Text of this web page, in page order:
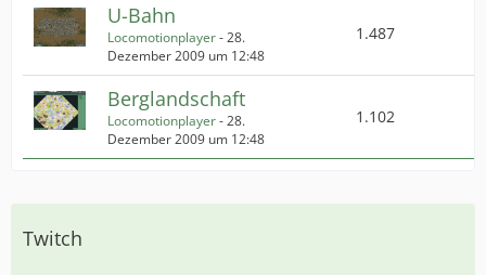
U-Bahn
Locomotionplayer-28.
Dezember 2009 um 12:48
1.487
Berglandschaft
Locomotionplayer-28.
Dezember 2009 um 12:48
1.102
Twitch